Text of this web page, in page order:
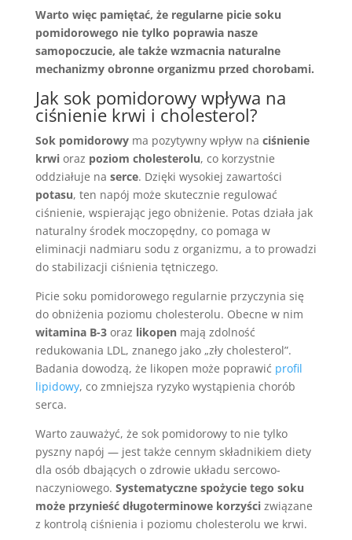
Warto więc pamiętać, że regularne picie soku
pomidorowego nie tylko poprawia nasze
samopoczucie, ale także wzmacnia naturalne
mechanizmy obronne organizmu przed chorobami.
Jak sok pomidorowy wpływa na
ciśnienie krwi i cholesterol?
Sok pomidorowyma pozytywny wpływ na ciśnienie
krwioraz poziom cholesterolu, co korzystnie
oddziałuje na serce. Dzięki wysokiej zawartości
potasu, ten napój może skutecznie regulować
ciśnienie, wspierając jego obniżenie. Potas działa jak
naturalny środek moczopędny, co pomaga w
eliminacji nadmiaru sodu z organizmu, a to prowadzi
do stabilizacji ciśnienia tętniczego.
Picie soku pomidorowego regularnie przyczynia się
do obniżenia poziomu cholesterolu. Obecne w nim
witamina B-3oraz likopenmają zdolność
redukowania LDL, znanego jako „zły cholesterol”.
Badania dowodzą, że likopen może poprawić profil
lipidowy, co zmniejsza ryzyko wystąpienia chorób
serca.
Warto zauważyć, że sok pomidorowy to nie tylko
pyszny napój — jest także cennym składnikiem diety
dla osób dbających o zdrowie układu sercowo-
naczyniowego. Systematyczne spożycie tego soku
może przynieść długoterminowe korzyścizwiązane
z kontrolą ciśnienia i poziomu cholesterolu we krwi.